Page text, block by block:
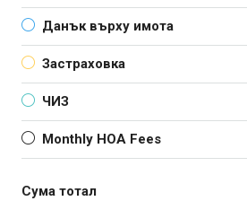
Данък върху имота
Застраховка
ЧИЗ
Monthly HOA Fees
Сума тотал